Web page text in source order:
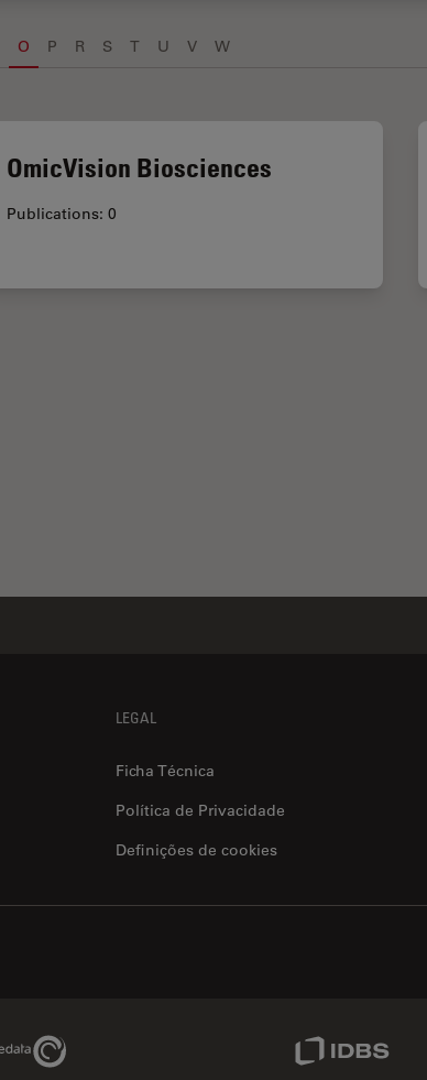
O P R S T U V W
OmicVision Biosciences
Publications: 0
LEGAL
Ficha Técnica
Política de Privacidade
Definições de cookies
Genedata Link